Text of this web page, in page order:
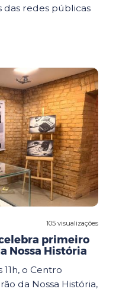
das redes públicas
105 visualizações
primeiro
Nossa História
o Centro
da Nossa História,